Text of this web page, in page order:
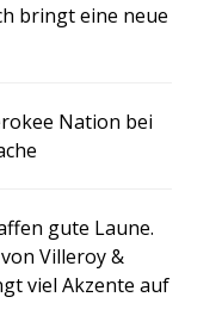
bringt eine neue
Nation bei
gute Laune.
Villeroy &
viel Akzente auf